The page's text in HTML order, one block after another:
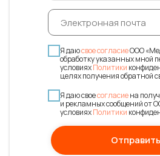
Я даюсвое согласиеООО
обработку указанных мной
условияхПолитики
целях получения обратной
Я даю своесогласиена
и рекламных сообщений от
условияхПолитики
Отправить